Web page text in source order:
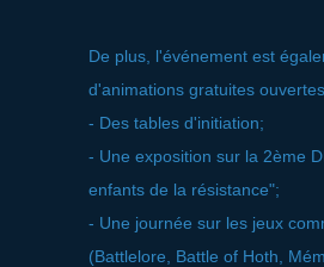
De plus, l'événement est
d'animations gratuites
- Des tables d'initiation;
- Une exposition sur la 2ème
enfants de la résistance";
- Une journée sur les jeux
(Battlelore, Battle of Hoth,